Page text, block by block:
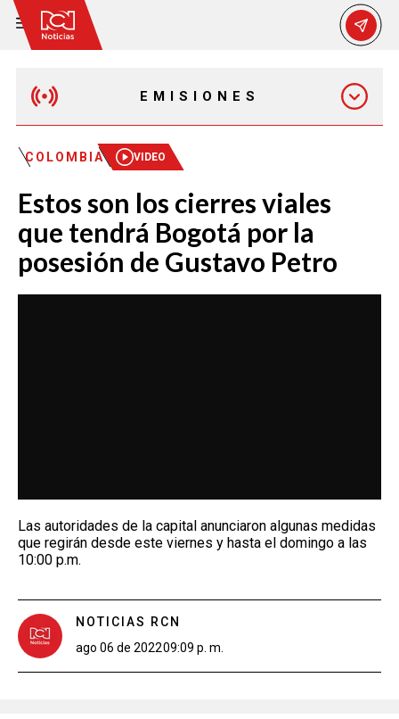
EMISIONES
EMISIÓN 12:30 PM
EMISIÓN 7:00 PM
COLOMBIA VIDEO
Estos son los cierres viales
que tendrá Bogotá por la
posesión de Gustavo Petro
Las autoridades de la capital anunciaron algunas medidas
que regirán desde este viernes y hasta el domingo a las
10:00 p.m.
NOTICIAS RCN
ago 06 de 202209:09 p. m.